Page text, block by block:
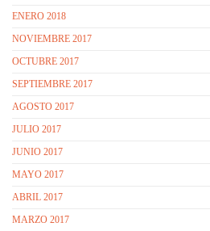
ENERO 2018
NOVIEMBRE 2017
OCTUBRE 2017
SEPTIEMBRE 2017
AGOSTO 2017
JULIO 2017
JUNIO 2017
MAYO 2017
ABRIL 2017
MARZO 2017